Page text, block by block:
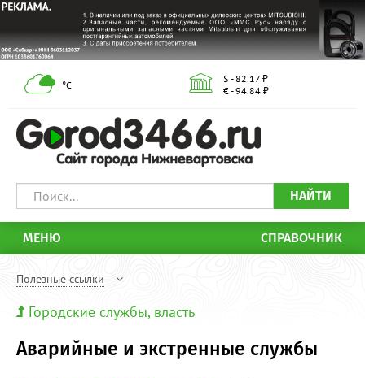
°С
$ - 82.17 ₽
€ - 94.84 ₽
НАЙТИ
МЕНЮ СПРАВОЧНИК
Полезные ссылки
Городские службы, власть
Аварийные и экстренные службы